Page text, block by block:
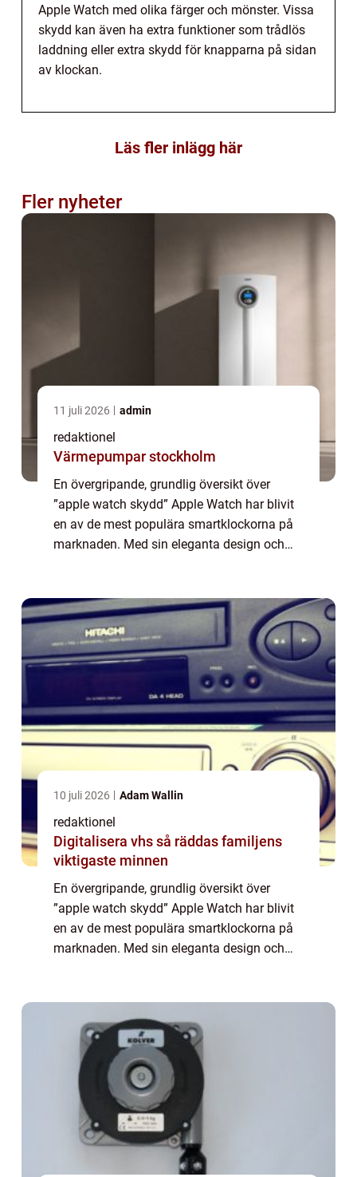
Apple Watch med olika färger och mönster. Vissa
skydd kan även ha extra funktioner som trådlös
laddning eller extra skydd för knapparna på sidan
av klockan.
Läs fler inlägg här
Fler nyheter
11 juli 2026 admin
redaktionel
Värmepumpar stockholm
En övergripande, grundlig översikt över
”apple watch skydd” Apple Watch har blivit
en av de mest populära smartklockorna på
marknaden. Med sin eleganta design och
10 juli 2026 Adam Wallin
redaktionel
Digitalisera vhs så räddas familjens
viktigaste minnen
En övergripande, grundlig översikt över
”apple watch skydd” Apple Watch har blivit
en av de mest populära smartklockorna på
marknaden. Med sin eleganta design och